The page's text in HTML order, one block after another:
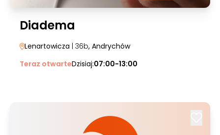
Diadema
Lenartowicza | 36b, Andrychów
Teraz otwarteDzisiaj:07:00-13:00